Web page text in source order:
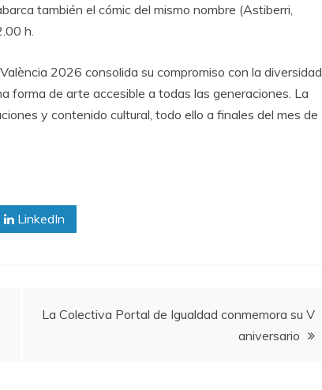
también el cómic del mismo nombre (Astiberri,
h.
2026 consolida su compromiso con la diversidad,
forma de arte accesible a todas las generaciones. La
y contenido cultural, todo ello a finales del mes de
LinkedIn
La Colectiva Portal de Igualdad conmemora su V
aniversario